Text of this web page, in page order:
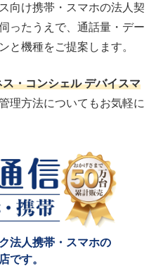
向け携帯・スマホの法人契
ったうえで、通話量・デー
と機種をご提案します。
・コンシェル デバイスマ
理方法についてもお気軽に
法人携帯・スマホの
です。